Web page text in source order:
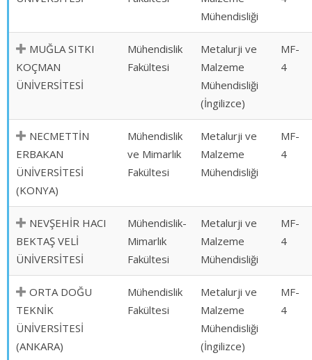
Mühendisliği
MUĞLA SITKI
KOÇMAN
ÜNİVERSİTESİ
Mühendislik
Fakültesi
Metalurji ve
Malzeme
Mühendisliği
(İngilizce)
MF-
4
NECMETTİN
ERBAKAN
ÜNİVERSİTESİ
(KONYA)
Mühendislik
ve Mimarlık
Fakültesi
Metalurji ve
Malzeme
Mühendisliği
MF-
4
NEVŞEHİR HACI
BEKTAŞ VELİ
ÜNİVERSİTESİ
Mühendislik-
Mimarlık
Fakültesi
Metalurji ve
Malzeme
Mühendisliği
MF-
4
ORTA DOĞU
TEKNİK
ÜNİVERSİTESİ
(ANKARA)
Mühendislik
Fakültesi
Metalurji ve
Malzeme
Mühendisliği
(İngilizce)
MF-
4